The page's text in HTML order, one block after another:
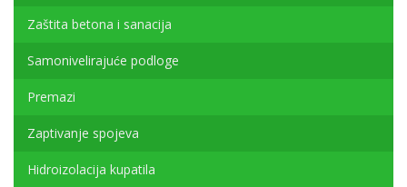
Zaštita betona i sanacija
Samonivelirajuće podloge
Premazi
Zaptivanje spojeva
Hidroizolacija kupatila